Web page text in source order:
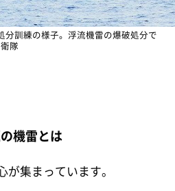
分訓練の様子。浮流機雷の爆破処分で
隊
機雷とは
集まっています。